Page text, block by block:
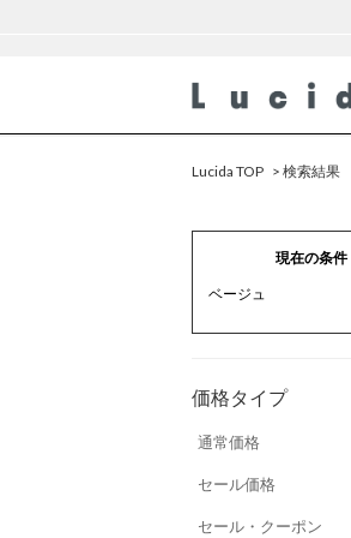
Lucida TOP > 検索結果
現在の条件
ベージュ
価格タイプ
通常価格
セール価格
セール・クーポン